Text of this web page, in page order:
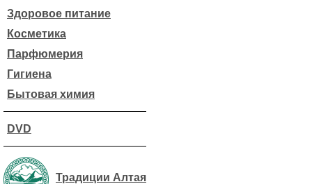
Здоровое питание
Косметика
Парфюмерия
Гигиена
Бытовая химия
DVD
Традиции Алтая